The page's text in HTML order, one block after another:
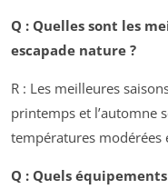
Q : Quelles sont les
escapade nature ?
R : Les meilleures
printemps et l’automne
températures modérées
Q : Quels